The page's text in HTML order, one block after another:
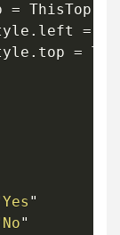
= ThisTop
. left =
. top =
Yes "
No"